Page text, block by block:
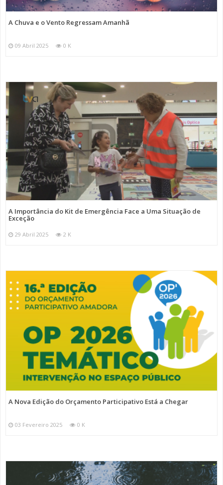
A Chuva e o Vento Regressam Amanhã
09 Abril 2025 0 K
A Importância do Kit de Emergência Face a Uma Situação de
Exceção
29 Abril 2025 2 K
A Nova Edição do Orçamento Participativo Está a Chegar
03 Fevereiro 2025 0 K